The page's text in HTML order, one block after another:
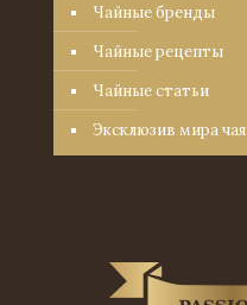
Чайные бренды
Чайные рецепты
Чайные статьи
Эксклюзив мира чая